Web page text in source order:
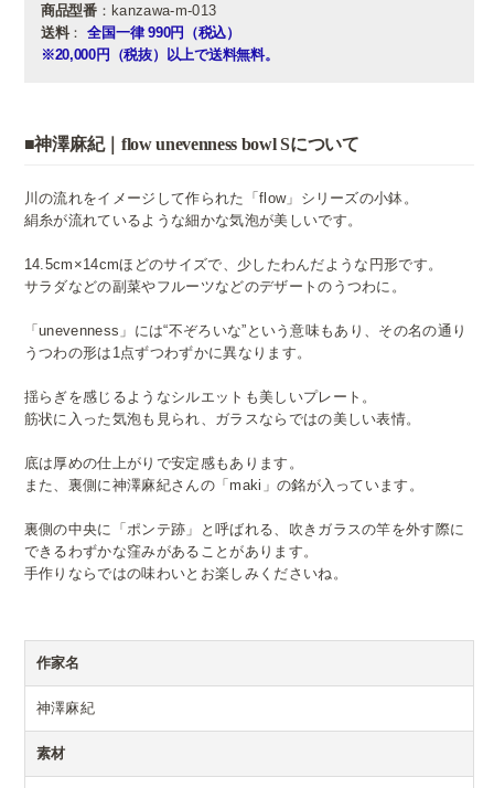
商品型番：kanzawa-m-013
送料： 全国一律 990円（税込）
※20,000円（税抜）以上で送料無料。
■神澤麻紀｜flow unevenness bowl Sについて
川の流れをイメージして作られた「flow」シリーズの小鉢。
絹糸が流れているような細かな気泡が美しいです。
14.5cm×14cmほどのサイズで、少したわんだような円形です。
サラダなどの副菜やフルーツなどのデザートのうつわに。
「unevenness」には“不ぞろいな”という意味もあり、その名の通り
うつわの形は1点ずつわずかに異なります。
揺らぎを感じるようなシルエットも美しいプレート。
筋状に入った気泡も見られ、ガラスならではの美しい表情。
底は厚めの仕上がりで安定感もあります。
また、裏側に神澤麻紀さんの「maki」の銘が入っています。
裏側の中央に「ポンテ跡」と呼ばれる、吹きガラスの竿を外す際に
できるわずかな窪みがあることがあります。
手作りならではの味わいとお楽しみくださいね。
作家名
神澤麻紀
素材